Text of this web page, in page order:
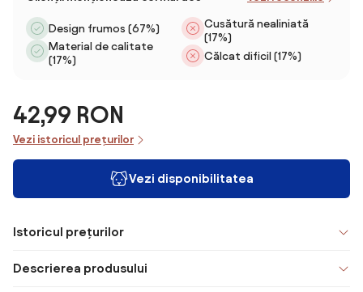
Design frumos (67%)
Material de calitate
(17%)
Cusătură nealiniată
(17%)
Călcat dificil (17%)
42,99 RON
Vezi istoricul prețurilor
Vezi disponibilitatea
Istoricul prețurilor
Descrierea produsului